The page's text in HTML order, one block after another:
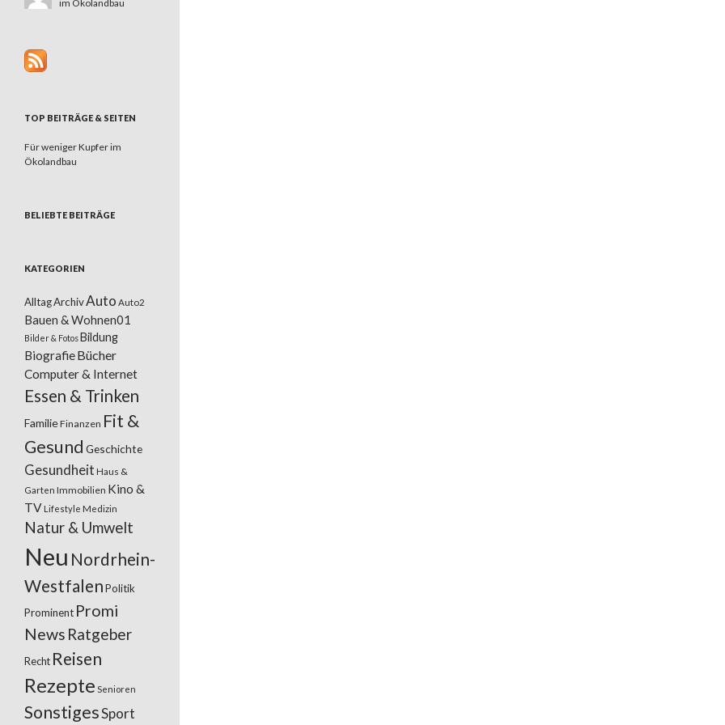
im Ökolandbau
TOP BEITRÄGE & SEITEN
Für weniger Kupfer im
Ökolandbau
BELIEBTE BEITRÄGE
KATEGORIEN
AlltagArchivAuto Auto2
Bauen & Wohnen01
Bilder & FotosBildung
BiografieBücher
Computer & Internet
Essen & Trinken
FamilieFinanzen Fit &
Gesund Geschichte
Gesundheit Haus &
Garten Immobilien Kino &
TV Lifestyle Medizin
Natur & Umwelt
Neu Nordrhein-
WestfalenPolitik
Prominent Promi
News Ratgeber
Recht Reisen
Rezepte Senioren
SonstigesSport